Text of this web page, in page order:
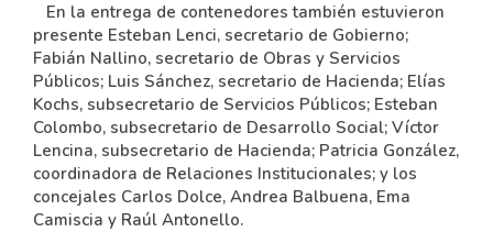
En la entrega de contenedores también estuvieron
presente Esteban Lenci, secretario de Gobierno;
Fabián Nallino, secretario de Obras y Servicios
Públicos; Luis Sánchez, secretario de Hacienda; Elías
Kochs, subsecretario de Servicios Públicos; Esteban
Colombo, subsecretario de Desarrollo Social; Víctor
Lencina, subsecretario de Hacienda; Patricia González,
coordinadora de Relaciones Institucionales; y los
concejales Carlos Dolce, Andrea Balbuena, Ema
Camiscia y Raúl Antonello.